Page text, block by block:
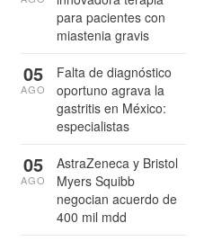
para pacientes con
miastenia gravis
Falta de diagnóstico
oportuno agrava la
gastritis en México:
especialistas
05
AGO
AstraZeneca y Bristol
Myers Squibb
negocian acuerdo de
400 mil mdd
05
AGO